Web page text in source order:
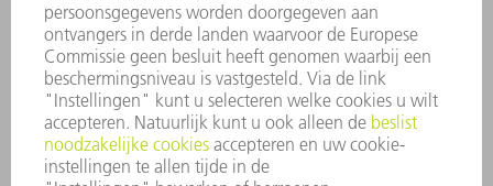
BEVEILIGING
PERSBERICHTEN
TIJDSCHRIFTEN
DUURZAAMHEID
MILIEU EN KLIMAAT
SAMENLEVING EN ONDERNEMING
BEDRIJFSVOERING